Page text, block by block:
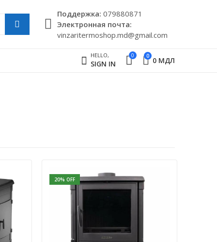
Поддержкa: 079880871
Электронная почта:
vinzaritermoshop.md@gmail.com
HELLO,
SIGN IN
0 0 0 МДЛ
20% OFF